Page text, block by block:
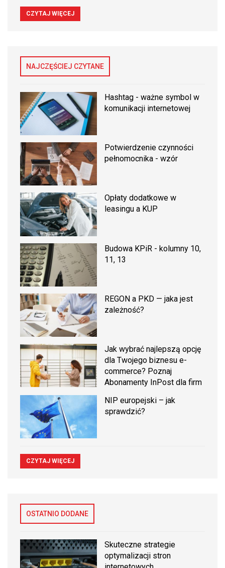
CZYTAJ WIĘCEJ
NAJCZĘŚCIEJ CZYTANE
Hashtag - ważne symbol w
komunikacji internetowej
Potwierdzenie czynności
pełnomocnika - wzór
Opłaty dodatkowe w
leasingu a KUP
Budowa KPiR - kolumny 10,
11, 13
REGON a PKD — jaka jest
zależność?
Jak wybrać najlepszą opcję
dla Twojego biznesu e-
commerce? Poznaj
Abonamenty InPost dla firm
NIP europejski – jak
sprawdzić?
CZYTAJ WIĘCEJ
OSTATNIO DODANE
Skuteczne strategie
optymalizacji stron